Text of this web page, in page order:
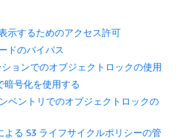
示するためのアクセス許可
ドのバイパス
ョンでのオブジェクトロックの使用
暗号化を使用する
ベントリでのオブジェクトロックの
よる S3 ライフサイクルポリシーの管